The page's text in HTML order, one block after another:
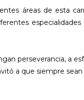
áreas de esta
especialidades
perseverancia, a
a que siempre sean